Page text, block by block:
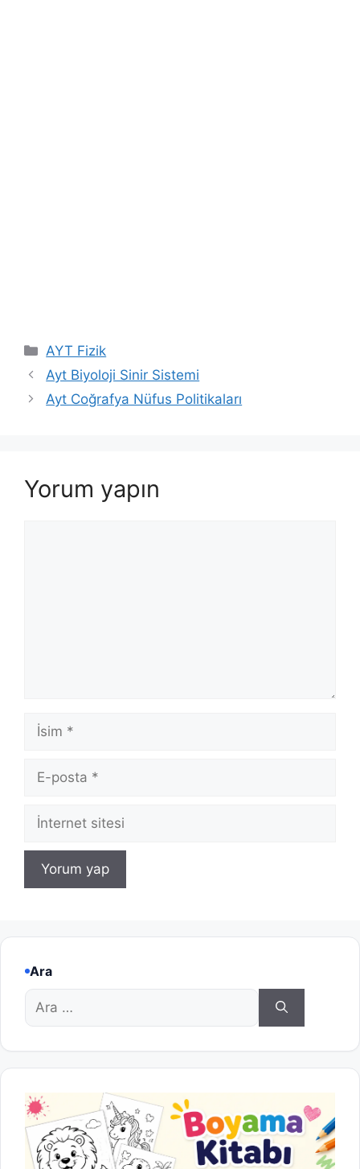
Kategoriler
AYT Fizik
Ayt Biyoloji Sinir Sistemi
Ayt Coğrafya Nüfus Politikaları
Yorum yapın
İsim
posta
İnternet
sitesi
Ara
için
ara